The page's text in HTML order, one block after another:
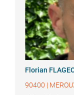
Florian
90400 |